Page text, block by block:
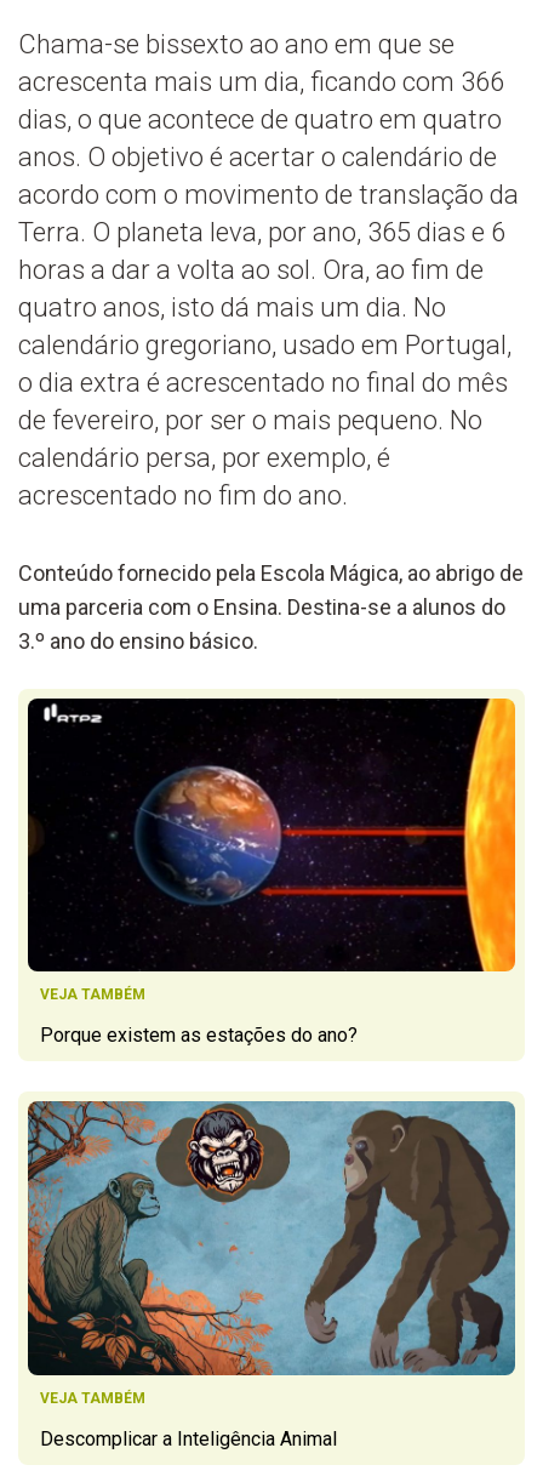
Chama-se bissexto ao ano em que se
acrescenta mais um dia, ficando com 366
dias, o que acontece de quatro em quatro
anos. O objetivo é acertar o calendário de
acordo com o movimento de translação da
Terra. O planeta leva, por ano, 365 dias e 6
horas a dar a volta ao sol. Ora, ao fim de
quatro anos, isto dá mais um dia. No
calendário gregoriano, usado em Portugal,
o dia extra é acrescentado no final do mês
de fevereiro, por ser o mais pequeno. No
calendário persa, por exemplo, é
acrescentado no fim do ano.
Conteúdo fornecido pela Escola Mágica, ao abrigo de
uma parceria com o Ensina. Destina-se a alunos do
3.º ano do ensino básico.
VEJA TAMBÉM
Porque existem as estações do ano?
VEJA TAMBÉM
Descomplicar a Inteligência Animal